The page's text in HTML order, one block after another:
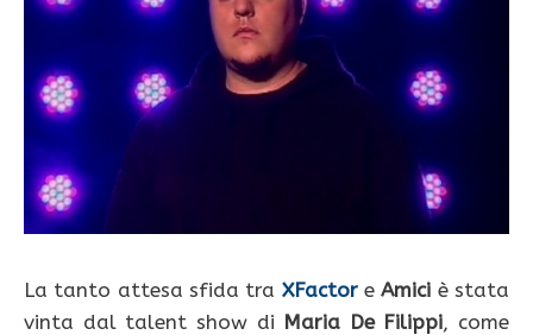
La tanto attesa sfida tra XFactoreAmici è stata
vinta dal talent show di Maria De Filippi, come